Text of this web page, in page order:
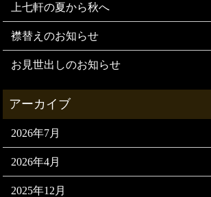
上七軒の夏から秋へ
襟替えのお知らせ
お見世出しのお知らせ
2026年7月
2026年4月
2025年12月